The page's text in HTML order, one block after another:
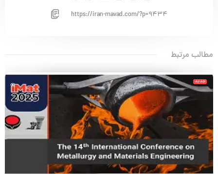
https://iran-mavad.com/?p=9434
مطالب مرتبط
جدید